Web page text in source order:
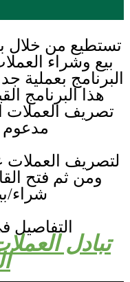
تستطيع من خلال
بيع وشراء
البرنامج
هذا البرنامج
تصريف العملات
مدعوم
لتصريف العملات
ومن ثم فتح
شراء/
التفاصيل
تبادل